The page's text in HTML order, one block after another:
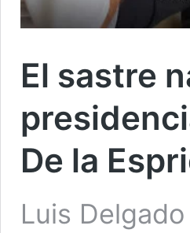
El sastre
De la
Luis